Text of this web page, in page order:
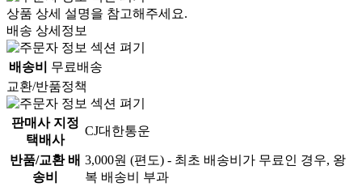
상품 상세 설명을 참고해주세요.
배송 상세정보
배송비
무료배송
교환/반품정책
판매사 지정
택배사
CJ대한통운
반품/교환 배
송비
3,000원 (편도) - 최초 배송비가 무료인 경우, 왕
복 배송비 부과